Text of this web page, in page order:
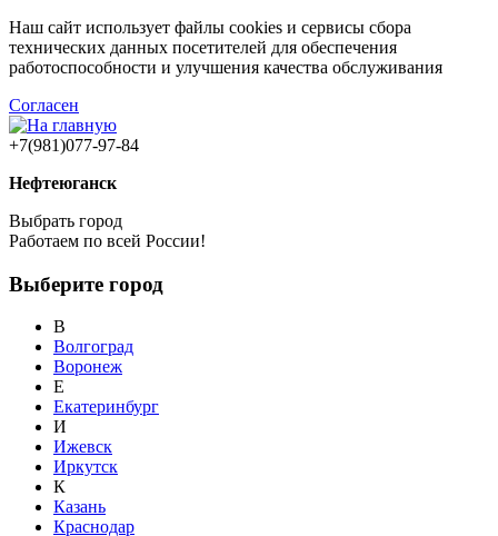
Наш сайт использует файлы cookies и сервисы сбора
технических данных посетителей для обеспечения
работоспособности и улучшения качества обслуживания
Согласен
+7(981)077-97-84
Нефтеюганск
Выбрать город
Работаем по всей России!
Выберите город
В
Волгоград
Воронеж
Е
Екатеринбург
И
Ижевск
Иркутск
К
Казань
Краснодар